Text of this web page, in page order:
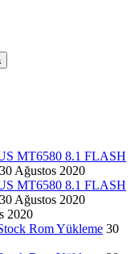
MT6580 8.1 FLASH
30 Ağustos 2020
MT6580 8.1 FLASH
30 Ağustos 2020
2020
Rom Yükleme 30